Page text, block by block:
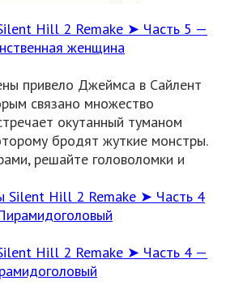
Hill 2 Remake ➤ Часть 5 —
женщина
привело Джеймса в Сайлент
связано множество
окутанный туманом
бродят жуткие монстры.
решайте головоломки и
Hill 2 Remake ➤ Часть 4 —